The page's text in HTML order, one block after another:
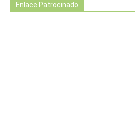
Enlace Patrocinado